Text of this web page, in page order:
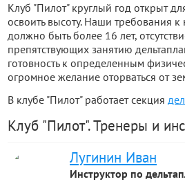
Клуб "Пилот" круглый год открыт
освоить высоту. Наши требования
должно быть более 16 лет,
препятствующих занятию
готовность к определенным
огромное желание оторваться от
В клубе "Пилот" работает секция
Клуб "Пилот". Тренеры и
Лугинин Иван
Инструктор по